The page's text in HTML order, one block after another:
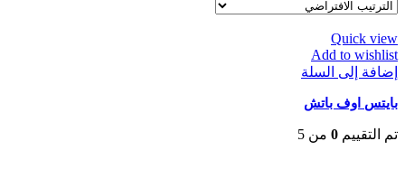
Quick view
Add to wishlist
إضافة إلى السلة
بايتس اوف باتش
تم التقييم 0 من 5